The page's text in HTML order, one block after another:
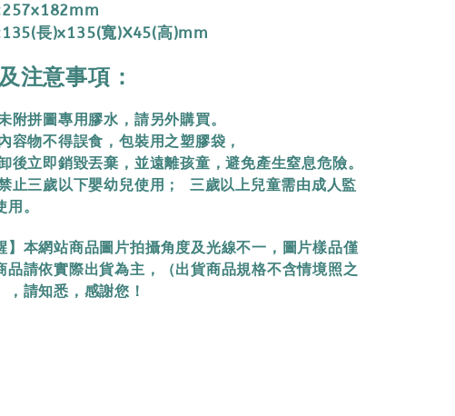
長)x135(寬)X45(高)mm
注意事項：
附拼圖專用膠水，請另外購買。
容物不得誤食，包裝用之塑膠袋，
卸後立即銷毀丟棄，
並遠離孩童，避免產生窒息危險。
止三歲以下嬰幼兒使用； 三歲以上兒童需由成人監
。
】本網站商品圖片拍攝角度及光線不一，圖片樣品僅
品請依實際出貨為主，（出貨商品規格不含情境照之
，請知悉，感謝您！